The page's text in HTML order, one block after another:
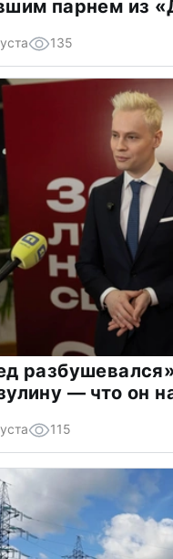
парнем из
135
— что он
115